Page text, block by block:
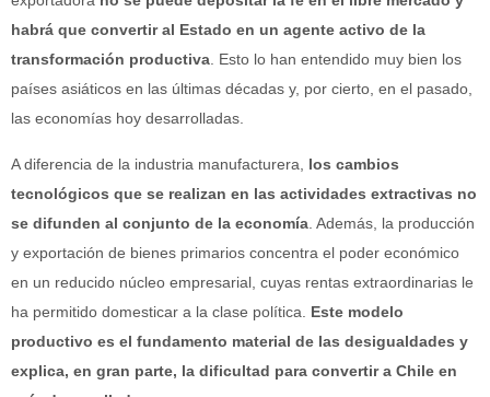
habrá que convertir al Estado en un agente activo de la
transformación productiva. Esto lo han entendido muy bien los
países asiáticos en las últimas décadas y, por cierto, en el pasado,
las economías hoy desarrolladas.
A diferencia de la industria manufacturera, los cambios
tecnológicos que se realizan en las actividades extractivas no
se difunden al conjunto de la economía . Además, la producción
y exportación de bienes primarios concentra el poder económico
en un reducido núcleo empresarial, cuyas rentas extraordinarias le
ha permitido domesticar a la clase política. Este modelo
productivo es el fundamento material de las desigualdades y
explica, en gran parte, la dificultad para convertir a Chile en